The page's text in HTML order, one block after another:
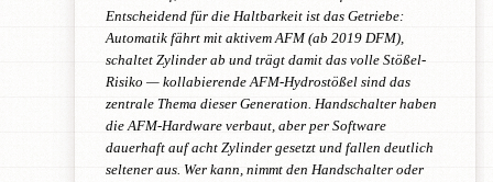
Entscheidend für die Haltbarkeit ist das Getriebe:
Automatik fährt mit aktivem AFM (ab 2019 DFM),
schaltet Zylinder ab und trägt damit das volle Stößel-
Risiko — kollabierende AFM-Hydrostößel sind das
zentrale Thema dieser Generation. Handschalter haben
die AFM-Hardware verbaut, aber per Software
dauerhaft auf acht Zylinder gesetzt und fallen deutlich
seltener aus. Wer kann, nimmt den Handschalter oder